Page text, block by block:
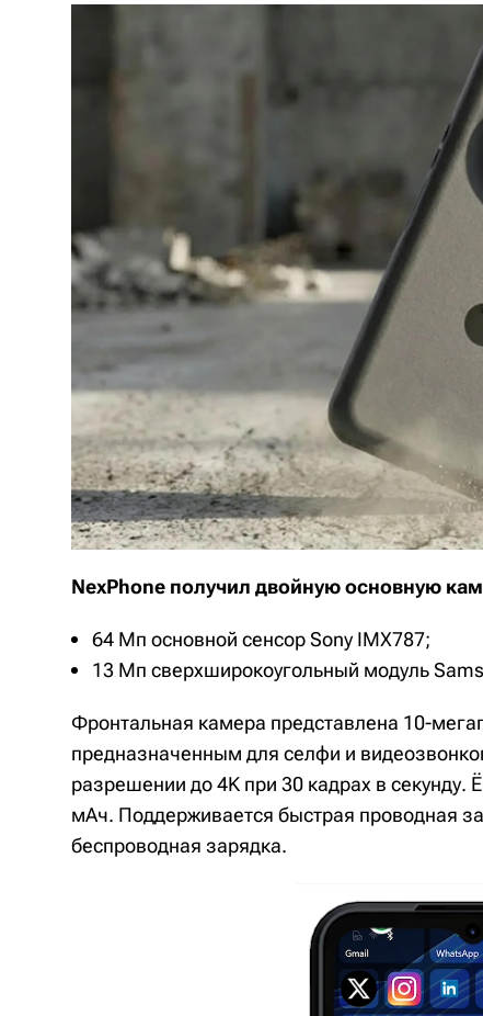
NexPhone получил двойную основную
64 Мп основной сенсор Sony IMX787;
13 Мп сверхширокоугольный модуль
Фронтальная камера представлена 10-
предназначенным для селфи и
разрешении до 4K при 30 кадрах в секунду.
мАч. Поддерживается быстрая проводная
беспроводная зарядка.